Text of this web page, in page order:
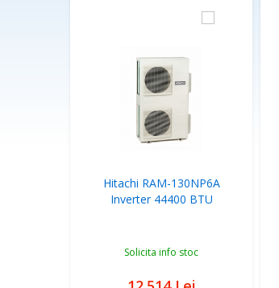
Hitachi RAM-130NP6A
Inverter 44400 BTU
Solicita info stoc